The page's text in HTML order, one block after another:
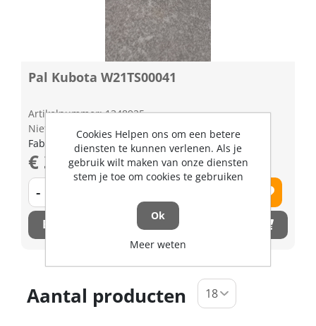
Pal Kubota W21TS00041
Artikelnummer: 1348925
Niet op voorraad
Fabrikant artikel nummer: W21TS00041
€ 3,93 excl. BTW
-
Bestel nu!
Aantal producten
Cookies Helpen ons om een betere
diensten te kunnen verlenen. Als je
gebruik wilt maken van onze diensten
stem je toe om cookies te gebruiken
Ok
Meer weten